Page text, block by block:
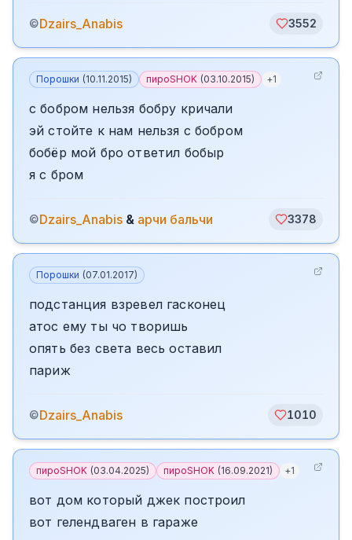
©Dzairs_Anabis 3552
Порошки (10.11.2015) пироSHOK (03.10.2015) +1
с бобром нельзя бобру кричали
эй стойте к нам нельзя с бобром
бобёр мой бро ответил бобыр
я с бром
©Dzairs_Anabis & арчи бальчи 3378
Порошки (07.01.2017)
подстанция взревел гасконец
атос ему ты чо творишь
опять без света весь оставил
париж
©Dzairs_Anabis 1010
пироSHOK (03.04.2025) пироSHOK (16.09.2021) +1
вот дом который джек построил
вот гелендваген в гараже